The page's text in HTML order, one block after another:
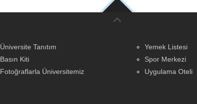
Üniversite Tanıtım
Basın Kiti
Fotoğraflarla Üniversitemiz
Yemek Listesi
Spor Merkezi
Uygulama Oteli